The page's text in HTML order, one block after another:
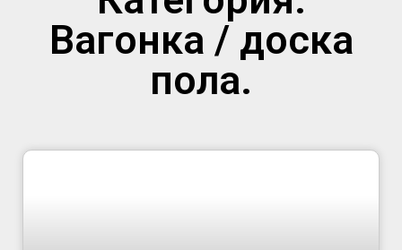
Вагонка / доска
пола.